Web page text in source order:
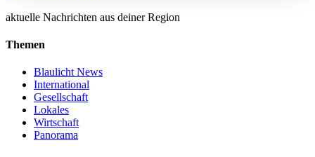
aktuelle Nachrichten aus deiner Region
Themen
Blaulicht News
International
Gesellschaft
Lokales
Wirtschaft
Panorama